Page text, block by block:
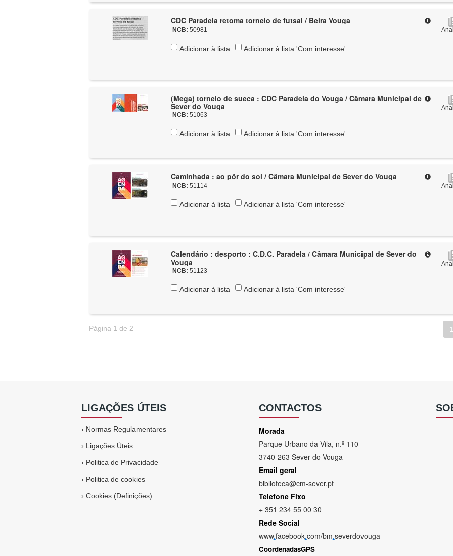
CDC Paradela retoma torneio de futsal / Beira Vouga
NCB:50981
Adicionar à lista Adicionar à lista 'Com interesse'
(Mega) torneio de sueca : CDC Paradela do Vouga / Câmara Municipal de
Sever do Vouga
NCB:51063
Adicionar à lista Adicionar à lista 'Com interesse'
Caminhada : ao pôr do sol / Câmara Municipal de Sever do Vouga
NCB:51114
Adicionar à lista Adicionar à lista 'Com interesse'
Calendário : desporto : C.D.C. Paradela / Câmara Municipal de Sever do
Vouga
NCB:51123
Adicionar à lista Adicionar à lista 'Com interesse'
Página 1 de 2 1
LIGAÇÕES ÚTEIS
› Normas Regulamentares
› Ligações Úteis
› Politica de Privacidade
› Politica de cookies
›Cookies (Definições)
CONTACTOS
Morada
Parque Urbano da Vila, n.º 110
3740-263 Sever do Vouga
Email geral
biblioteca@cm-sever.pt
Telefone Fixo
+ 351 234 55 00 30
Rede Social
www.facebook.com/bm.severdovouga
CoordenadasGPS